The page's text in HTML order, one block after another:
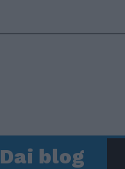
Dai blog